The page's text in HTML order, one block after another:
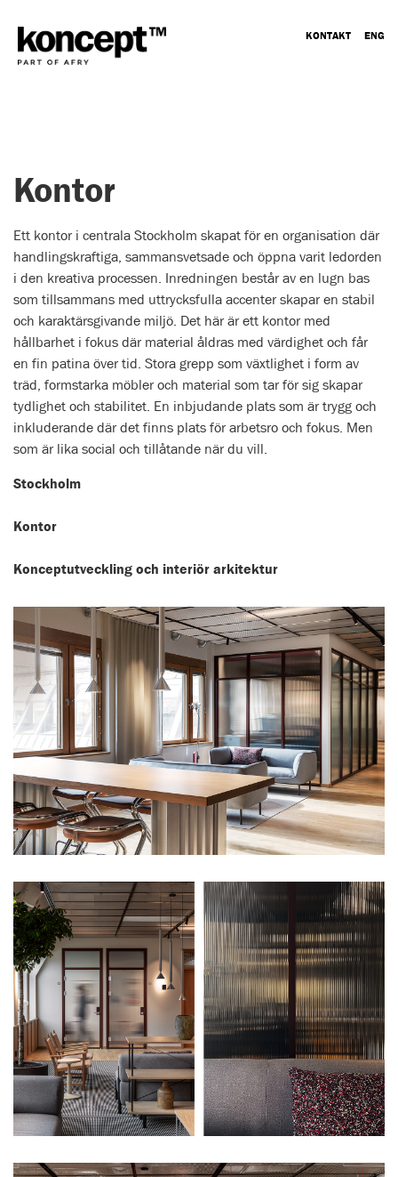
KONTAKT ENG
Kontor
Ett kontor i centrala Stockholm skapat för en organisation där
handlingskraftiga, sammansvetsade och öppna varit ledorden
i den kreativa processen. Inredningen består av en lugn bas
som tillsammans med uttrycksfulla accenter skapar en stabil
och karaktärsgivande miljö. Det här är ett kontor med
hållbarhet i fokus där material åldras med värdighet och får
en fin patina över tid. Stora grepp som växtlighet i form av
träd, formstarka möbler och material som tar för sig skapar
tydlighet och stabilitet. En inbjudande plats som är trygg och
inkluderande där det finns plats för arbetsro och fokus. Men
som är lika social och tillåtande när du vill.
Stockholm
Kontor
Konceptutveckling och interiör arkitektur